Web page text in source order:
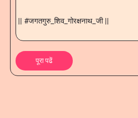
|| #जगतगुरु_शिव_गोरक्षनाथ_जी ||
पूरा पढें